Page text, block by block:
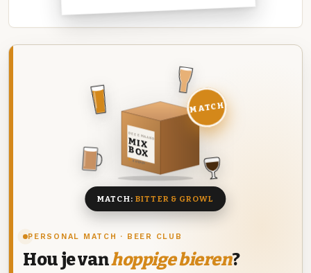
PERSONAL MATCH · BEER CLUB
Hou je vanhoppige bieren?
DEZE MAAND
MIX
BOX
8 BIEREN
MATCH
MATCH: BITTER & GROWL